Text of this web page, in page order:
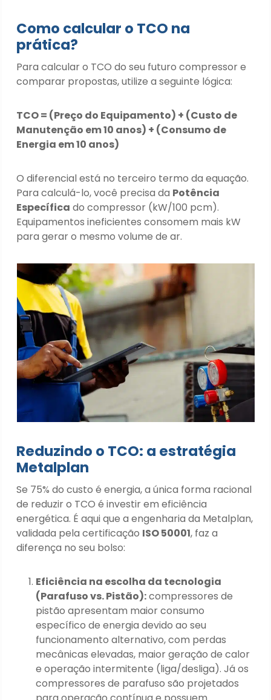
Como calcular o TCO na
prática?
Para calcular o TCO do seu futuro compressor e
comparar propostas, utilize a seguinte lógica:
TCO = (Preço do Equipamento) + (Custo de
Manutenção em 10 anos) + (Consumo de
Energia em 10 anos)
O diferencial está no terceiro termo da equação.
Para calculá-lo, você precisa da Potência
Específica do compressor (kW/100 pcm).
Equipamentos ineficientes consomem mais kW
para gerar o mesmo volume de ar.
Reduzindo o TCO: a estratégia
Metalplan
Se 75% do custo é energia, a única forma racional
de reduzir o TCO é investir em eficiência
energética. É aqui que a engenharia da Metalplan,
validada pela certificação ISO 50001, faz a
diferença no seu bolso:
Eficiência na escolha da tecnologia
(Parafuso vs. Pistão):compressores de
pistão apresentam maior consumo
específico de energia devido ao seu
funcionamento alternativo, com perdas
mecânicas elevadas, maior geração de calor
e operação intermitente (liga/desliga). Já os
compressores de parafuso são projetados